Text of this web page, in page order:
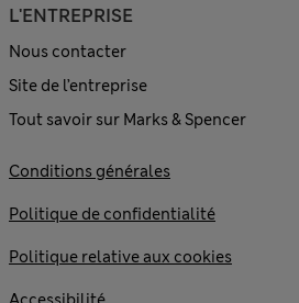
L'ENTREPRISE
Nous contacter
Site de l’entreprise
Tout savoir sur Marks & Spencer
Conditions générales
Politique de confidentialité
Politique relative aux cookies